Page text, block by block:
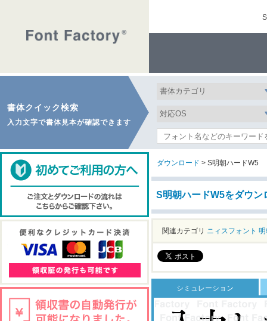
書体クイック検索
入力文字で書体見本が確認できます
ダウンロード > S明朝ハードW5
S明朝ハードW5をダウン
関連カテゴリ ニィスフォント
シミュレーション